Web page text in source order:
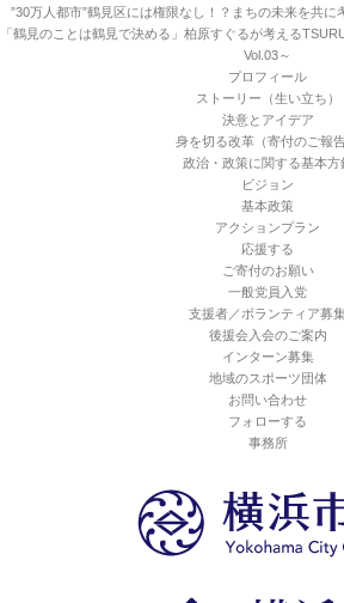
”30万人都市”鶴見区には権限なし！？まちの未来を共に
「鶴見のことは鶴見で決める」柏原すぐるが考える
Vol.03～
プロフィール
ストーリー（生い立ち）
決意とアイデア
身を切る改革（寄付のご報告
政治・政策に関する基本方
ビジョン
基本政策
アクションプラン
応援する
ご寄付のお願い
一般党員入党
支援者／ボランティア募
後援会入会のご案内
インターン募集
地域のスポーツ団体
お問い合わせ
フォローする
事務所